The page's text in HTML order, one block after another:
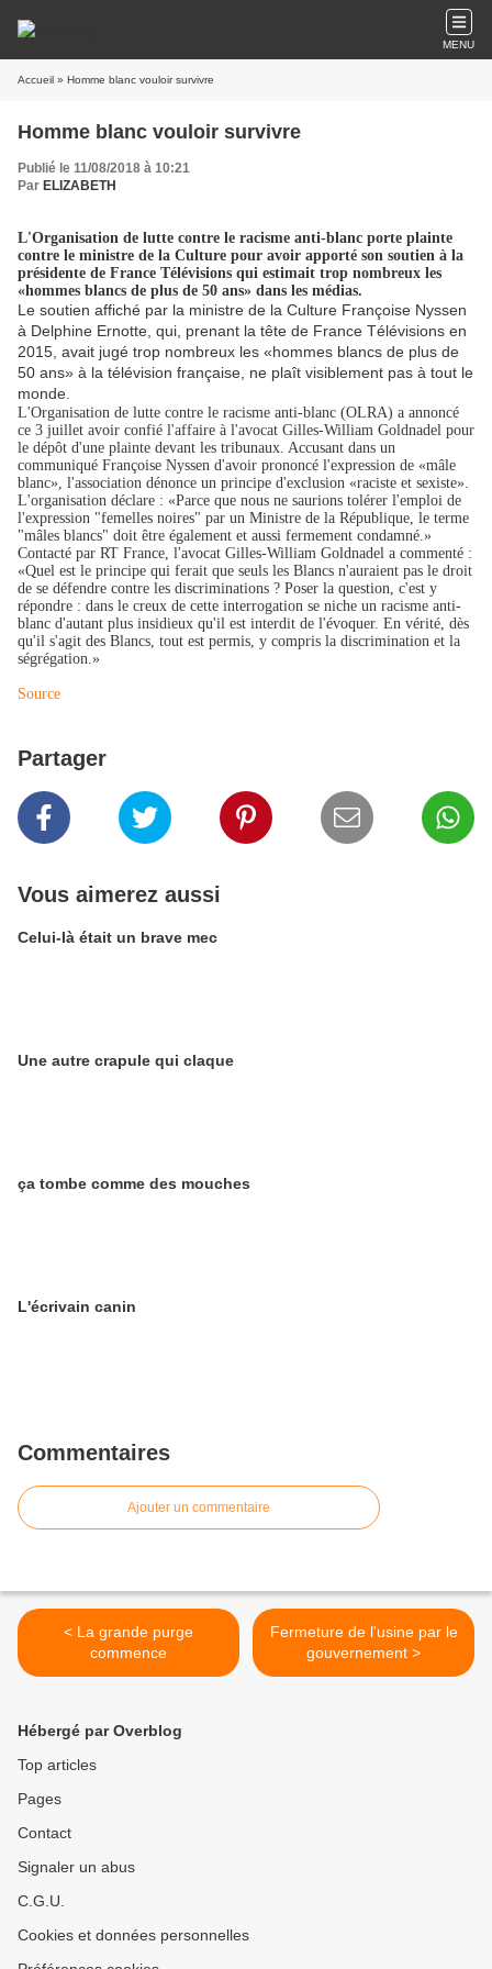
MENU
Accueil » Homme blanc vouloir survivre
Homme blanc vouloir survivre
Publié le 11/08/2018 à 10:21
Par ELIZABETH
L'Organisation de lutte contre le racisme anti-blanc porte plainte
contre le ministre de la Culture pour avoir apporté son soutien à la
présidente de France Télévisions qui estimait trop nombreux les
«hommes blancs de plus de 50 ans» dans les médias.
Le soutien affiché par la ministre de la Culture Françoise Nyssen
à Delphine Ernotte, qui, prenant la tête de France Télévisions en
2015, avait jugé trop nombreux les «hommes blancs de plus de
50 ans» à la télévision française , ne plaît visiblement pas à tout le
monde.
L'Organisation de lutte contre le racisme anti-blanc (OLRA) a annoncé
ce 3 juillet avoir confié l'affaire à l'avocat Gilles-William Goldnadel pour
le dépôt d'une plainte devant les tribunaux. Accusant dans un
communiqué Françoise Nyssen d'avoir prononcé l'expression de «mâle
blanc», l'association dénonce un principe d'exclusion «raciste et sexiste».
L'organisation déclare : «Parce que nous ne saurions tolérer l'emploi de
l'expression "femelles noires" par un Ministre de la République, le terme
"mâles blancs" doit être également et aussi fermement condamné.»
Contacté par RT France, l'avocat Gilles-William Goldnadel a commenté :
«Quel est le principe qui ferait que seuls les Blancs n'auraient pas le droit
de se défendre contre les discriminations ? Poser la question, c'est y
répondre : dans le creux de cette interrogation se niche un racisme anti-
blanc d'autant plus insidieux qu'il est interdit de l'évoquer. En vérité, dès
qu'il s'agit des Blancs, tout est permis, y compris la discrimination et la
ségrégation.»
Source
Partager
Vous aimerez aussi
Celui-là était un brave mec
Une autre crapule qui claque
ça tombe comme des mouches
L'écrivain canin
Commentaires
Ajouter un commentaire
< La grande purge
commence
Fermeture de l'usine par le
gouvernement >
Hébergé par Overblog
Top articles
Pages
Contact
Signaler un abus
C.G.U.
Cookies et données personnelles